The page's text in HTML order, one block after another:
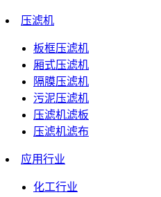
压滤机
板框压滤机
厢式压滤机
隔膜压滤机
污泥压滤机
压滤机滤板
压滤机滤布
应用行业
化工行业